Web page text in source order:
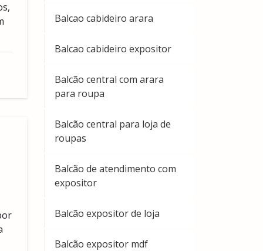
Balcao cabideiro arara
Balcao cabideiro expositor
Balcão central com arara
para roupa
Balcão central para loja de
roupas
Balcão de atendimento com
expositor
Balcão expositor de loja
Balcão expositor mdf